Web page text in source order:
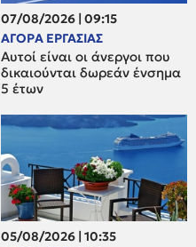
07/08/2026 | 09:15
ΑΓΟΡΑ ΕΡΓΑΣΙΑΣ
Αυτοί είναι οι άνεργοι που
δικαιούνται δωρεάν ένσημα
5 έτων
05/08/2026 | 10:35